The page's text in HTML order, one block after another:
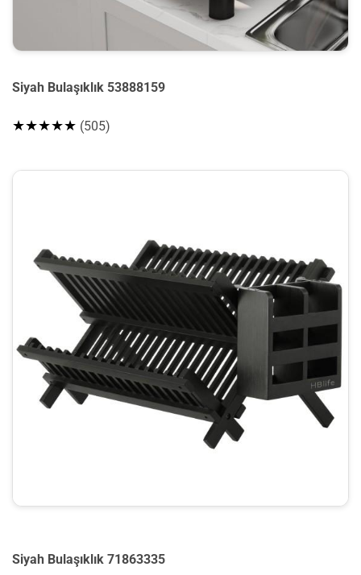
Siyah Bulaşıklık 53888159
★★★★★ (505)
Siyah Bulaşıklık 71863335